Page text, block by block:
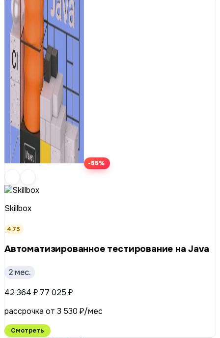
-55%
Skillbox
4.75
Автоматизиро­ван­ное тестирование на Java
2 мес.
42 364 ₽ 77 025 ₽
рассрочка от 3 530 ₽/мес
Смотреть